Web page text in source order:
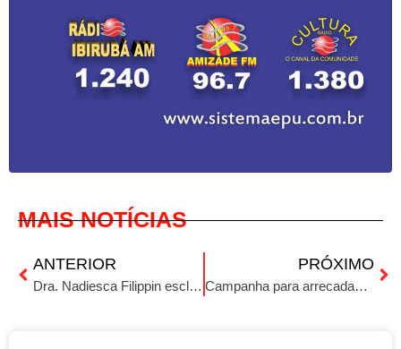
MAIS NOTÍCIAS
ANTERIOR
Dra. Nadiesca Filippin esclarece dúvidas a respeito de doenças comuns como enxaquecas e labirintite.
PRÓXIMO
Campanha para arrecadação de fundos para reconstrução de moradia destruída pelo fogo